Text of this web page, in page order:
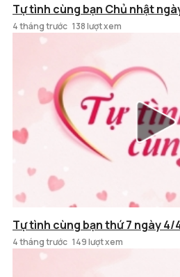
Tự tình cùng bạn Chủ nhật
4 tháng trước 138 lượt xem
Tự tình cùng bạn thứ 7 ngày
4 tháng trước 149 lượt xem